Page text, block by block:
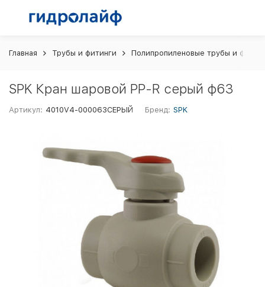
Главная Трубы и фитинги Полипропиленовые трубы и
SPK Кран шаровой PP-R серый ф63
Артикул: 4010V4-000063СЕРЫЙ Бренд: SPK